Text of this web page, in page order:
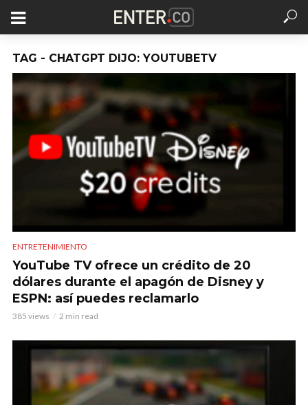
TAG - CHATGPT DIJO: YOUTUBETV
ENTRETENIMIENTO
YouTube TV ofrece un crédito de 20
dólares durante el apagón de Disney y
ESPN: así puedes reclamarlo
385 views 2 min read